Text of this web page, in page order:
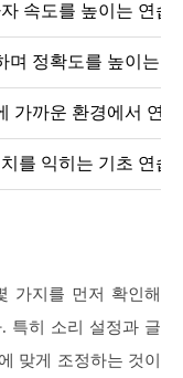
속도를 높이는 연습
며 정확도를 높이는
가까운 환경에서 연습
를 익히는 기초 연습
가지를 먼저 확인해
특히 소리 설정과 글
맞게 조정하는 것이